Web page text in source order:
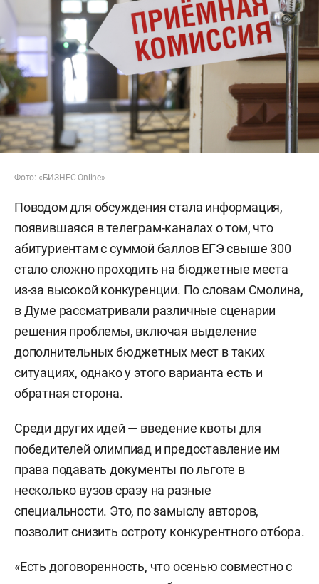
Фото: «БИЗНЕС Online»
Поводом для обсуждения стала информация,
появившаяся в телеграм-каналах о том, что
абитуриентам с суммой баллов ЕГЭ свыше 300
стало сложно проходить на бюджетные места
из-за высокой конкуренции. По словам Смолина,
в Думе рассматривали различные сценарии
решения проблемы, включая выделение
дополнительных бюджетных мест в таких
ситуациях, однако у этого варианта есть и
обратная сторона.
Среди других идей — введение квоты для
победителей олимпиад и предоставление им
права подавать документы по льготе в
несколько вузов сразу на разные
специальности. Это, по замыслу авторов,
позволит снизить остроту конкурентного отбора.
«Есть договоренность, что осенью совместно с